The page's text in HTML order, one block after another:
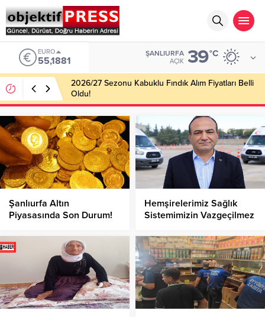
EURO
55,1881
ŞANLIURFA
AÇIK 39°C
2026/27 Sezonu Kabuklu Fındık Alım Fiyatları Belli
Oldu!
Şanlıurfa Altın
Piyasasında Son Durum!
Hemşirelerimiz Sağlık
Sistemimizin Vazgeçilmez